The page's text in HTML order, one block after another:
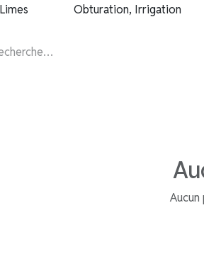
Limes Obturation, Irrigation